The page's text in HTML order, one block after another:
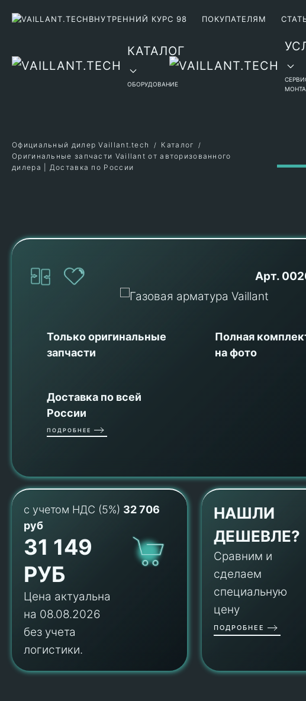
ВНУТРЕННИЙ КУРС 98 ПОКУПАТЕЛЯМ
КАТАЛОГ
ОБОРУДОВАНИЕ
Официальный дилер Vaillant.tech
Каталог
Оригинальные запчасти Vaillant от авторизованного
дилера | Доставка по России
Арт.
Только оригинальные
запчасти
Полная
на фото
Доставка по всей
России
ПОДРОБНЕЕ
с учетом НДС (5%) 32 706
руб
31 149
РУБ
Цена актуальна
на 08.08.2026
без учета
логистики.
НАШЛИ
ДЕШЕВЛЕ?
Сравним и
сделаем
специальную
цену
ПОДРОБНЕЕ